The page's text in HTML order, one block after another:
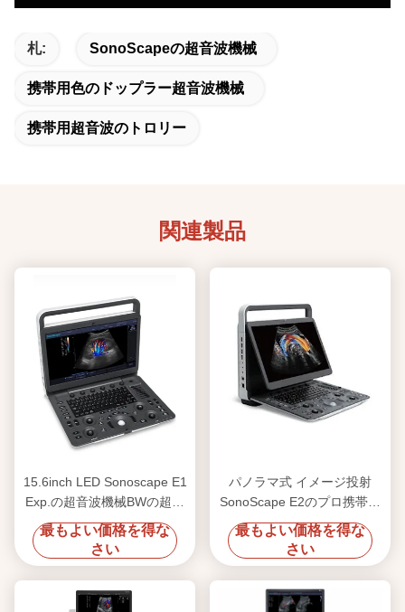
札: SonoScapeの超音波機械
携帯用色のドップラー超音波機械
携帯用超音波のトロリー
関連製品
15.6inch LED Sonoscape E1
Exp.の超音波機械BWの超音
波
最もよい価格を得な
さい
パノラマ式 イメージ投射
SonoScape E2のプロ携帯用
超音波機械
最もよい価格を得な
さい